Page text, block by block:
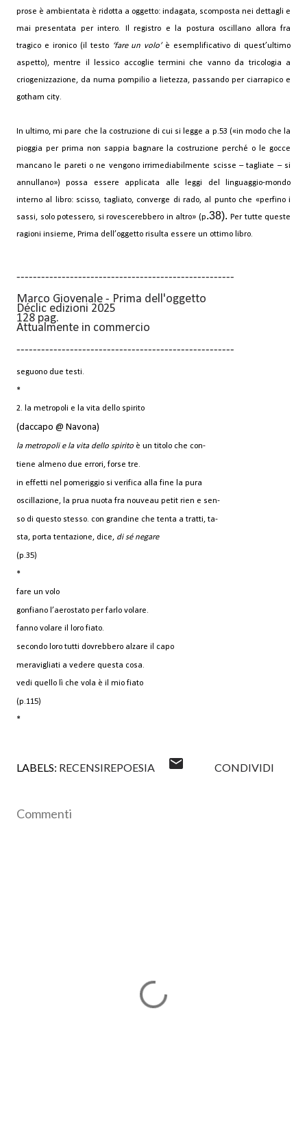
prose è ambientata è ridotta a oggetto: indagata, scomposta nei dettagli e
mai presentata per intero. Il registro e la postura oscillano allora fra
tragico e ironico (il testo ‘fare un volo’è esemplificativo di quest’ultimo
aspetto), mentre il lessico accoglie termini che vanno da tricologia a
criogenizzazione, da numa pompilio a lietezza, passando per ciarrapico e
gotham city.
In ultimo, mi pare che la costruzione di cui si legge a p.53 («in modo che la
pioggia per prima non sappia bagnare la costruzione perché o le gocce
mancano le pareti o ne vengono irrimediabilmente scisse – tagliate – si
annullano») possa essere applicata alle leggi del linguaggio-mondo
interno al libro: scisso, tagliato, converge di rado, al punto che «perfino i
sassi, solo potessero, si rovescerebbero in altro» (p.38). Per tutte queste
ragioni insieme, Prima dell’oggetto risulta essere un ottimo libro.
-----------------------------------------------------
Marco Giovenale - Prima dell'oggetto
Déclic edizioni 2025
128 pag.
Attualmente in commercio
-----------------------------------------------------
seguono due testi.
*
2. la metropoli e la vita dello spirito
(daccapo @ Navona)
la metropoli e la vita dello spirito è un titolo che con-
tiene almeno due errori, forse tre.
in effetti nel pomeriggio si verifica alla fine la pura
oscillazione, la prua nuota fra nouveau petit rien e sen-
so di questo stesso. con grandine che tenta a tratti, ta-
sta, porta tentazione, dice, di sé negare
(p.35)
*
fare un volo
gonfiano l’aerostato per farlo volare.
fanno volare il loro fiato.
secondo loro tutti dovrebbero alzare il capo
meravigliati a vedere questa cosa.
vedi quello lì che vola è il mio fiato
(p.115)
*
LABELS: RECENSIREPOESIA CONDIVIDI
Commenti